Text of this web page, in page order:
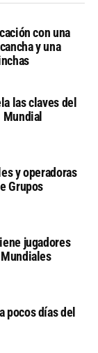
con una
y una
las claves del
Mundial
y operadoras
Grupos
jugadores
pocos días del